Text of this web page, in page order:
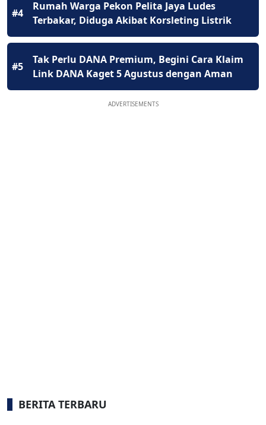
#4
Rumah Warga Pekon Pelita Jaya Ludes
Terbakar, Diduga Akibat Korsleting Listrik
#5
Tak Perlu DANA Premium, Begini Cara Klaim
Link DANA Kaget 5 Agustus dengan Aman
ADVERTISEMENTS
BERITA TERBARU